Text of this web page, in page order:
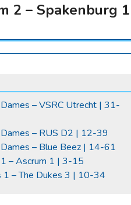
2 – Spakenburg 1
– VSRC Utrecht | 31-
– RUS D2 | 12-39
– Blue Beez | 14-61
– Ascrum 1 | 3-15
– The Dukes 3 | 10-34